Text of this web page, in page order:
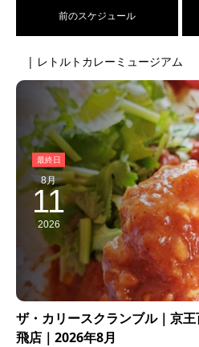
前のスケジュール
| レトルトカレーミュージアム
8月
11
2026
ザ・カリースクランブル｜京
飛店｜2026年8月